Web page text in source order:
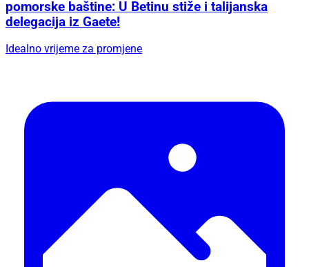
pomorske baštine: U Betinu stiže i talijanska
delegacija iz Gaete!
Idealno vrijeme za promjene